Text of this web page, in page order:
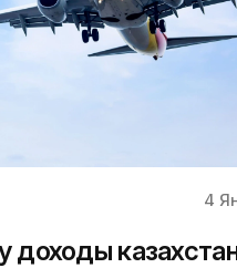
4
доходы